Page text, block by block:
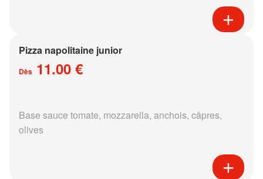
Pizza napolitaine junior
Dès 11.00 €
Base sauce tomate, mozzarella, anchois, câpres,
olives